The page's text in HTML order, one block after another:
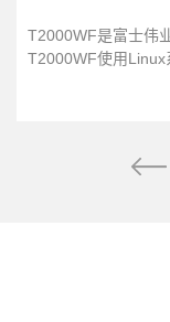
T2000WF是富士伟
T2000WF使用Linux
级功能，升级更加